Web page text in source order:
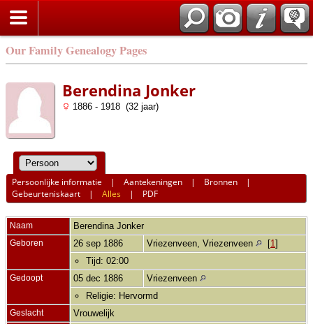
Our Family Genealogy Pages
Berendina Jonker
1886 - 1918 (32 jaar)
Persoonlijke informatie |Aantekeningen | Bronnen |
Gebeurteniskaart |Alles | PDF
Naam Berendina Jonker
Geboren 26 sep 1886 Vriezenveen, Vriezenveen [1 ]
Tijd: 02:00
Gedoopt 05 dec 1886
Vriezenveen
Religie: Hervormd
Geslacht Vrouwelijk